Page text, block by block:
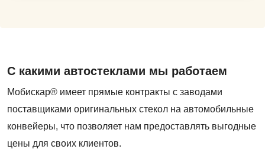
С какими автостеклами мы работаем
Мобискар® имеет прямые контракты с заводами
поставщиками оригинальных стекол на автомобильные
конвейеры, что позволяет нам предоставлять выгодные
цены для своих клиентов.